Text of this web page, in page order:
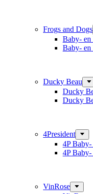
Frogs and Dogs
Baby- en
Baby- en
Ducky Beau
Ducky
Ducky
4President
4P
4P
VinRose